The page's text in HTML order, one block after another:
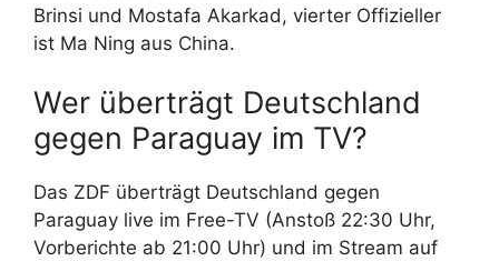
Brinsi und Mostafa Akarkad, vierter Offizieller
ist Ma Ning aus China.
Wer überträgt Deutschland
gegen Paraguay im TV?
Das ZDF überträgt Deutschland gegen
Paraguay live im Free-TV (Anstoß 22:30 Uhr,
Vorberichte ab 21:00 Uhr) und im Stream auf